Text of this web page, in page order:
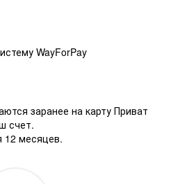
WayForPay
заранее на карту Приват
счет.
12 месяцев.